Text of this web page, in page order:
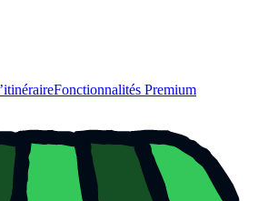
Fonctionnalités Premium